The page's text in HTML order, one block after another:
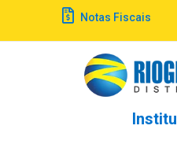
Notas Fiscais